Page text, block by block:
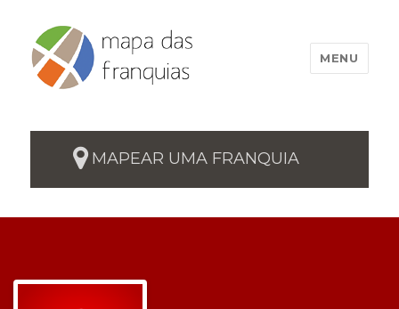
MENU
MAPEAR UMA FRANQUIA